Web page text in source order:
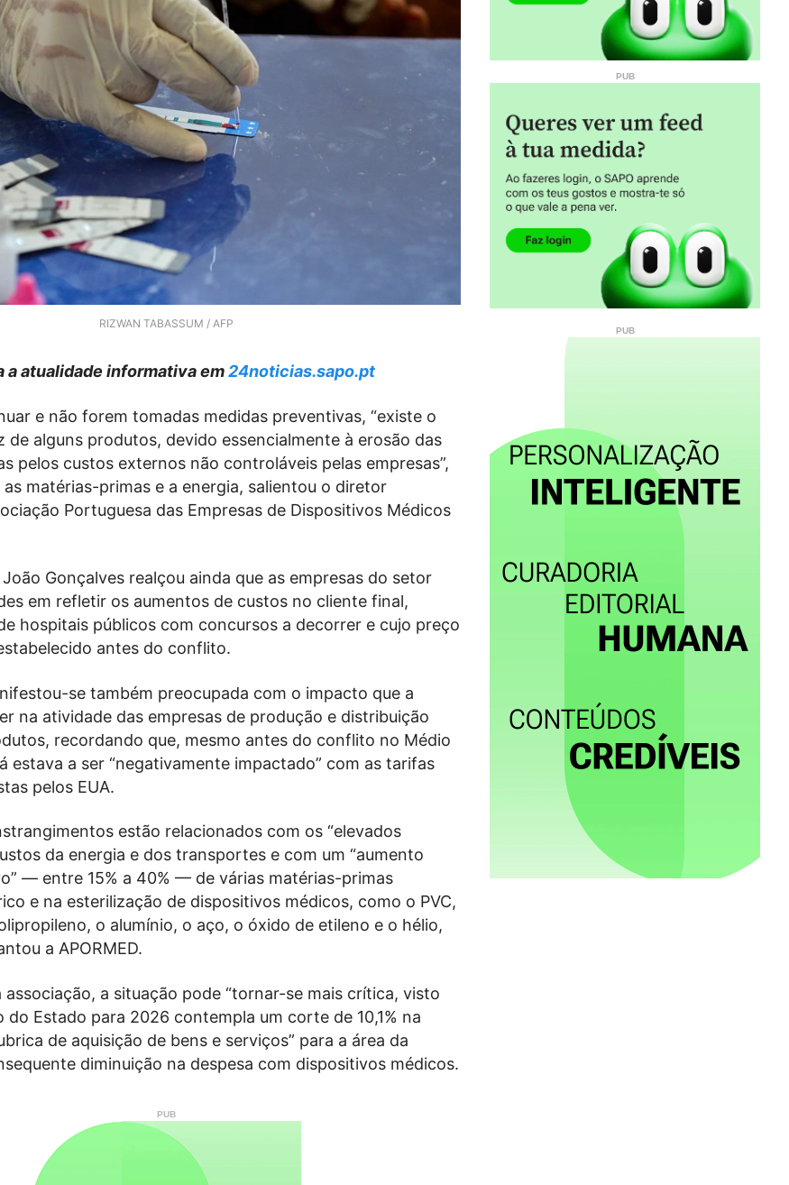
RIZWAN TABASSUM / AFP
a atualidade informativa em24noticias.sapo.pt
e não forem tomadas medidas preventivas, “existe o
de alguns produtos, devido essencialmente à erosão das
pelos custos externos não controláveis pelas empresas”,
matérias-primas e a energia, salientou o diretor
Portuguesa das Empresas de Dispositivos Médicos
Gonçalves realçou ainda que as empresas do setor
em refletir os aumentos de custos no cliente final,
hospitais públicos com concursos a decorrer e cujo preço
antes do conflito.
se também preocupada com o impacto que a
na atividade das empresas de produção e distribuição
recordando que, mesmo antes do conflito no Médio
estava a ser “negativamente impactado” com as tarifas
pelos EUA.
estão relacionados com os “elevados
da energia e dos transportes e com um “aumento
— entre 15% a 40% — de várias matérias-primas
e na esterilização de dispositivos médicos, como o PVC,
o alumínio, o aço, o óxido de etileno e o hélio,
a APORMED.
associação, a situação pode “tornar-se mais crítica, visto
do Estado para 2026 contempla um corte de 10,1% na
de aquisição de bens e serviços” para a área da
diminuição na despesa com dispositivos médicos.